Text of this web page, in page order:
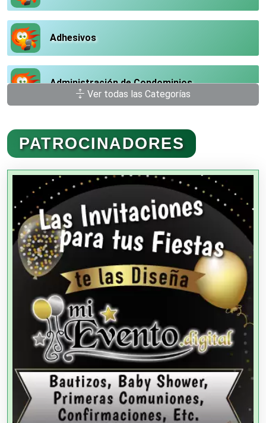
Adhesivos
Administración de Condominios
Administración de Empresas
Agencias Aduanales
Agencias de Autos
Agencias de Cobranza
Agencias de Colocación
Agencias de Modelos
Agencias de Publicidad
Ver todas las Categorías
PATROCINADORES